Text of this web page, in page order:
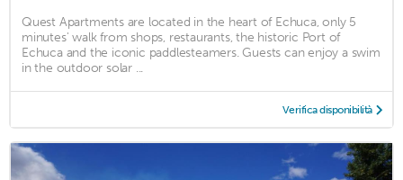
Quest Apartments are located in the heart of Echuca, only 5
minutes' walk from shops, restaurants, the historic Port of
Echuca and the iconic paddlesteamers. Guests can enjoy a swim
in the outdoor solar ...
Verifica disponibilità